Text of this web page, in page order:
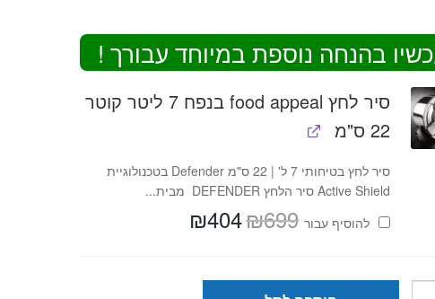
בהנחה נוספת במיוחד עבורך !
סיר לחץ food appeal בנפח 7 ליטר קוטר
22 ס"מ
סיר לחץ בטיחותי 7 ל' | 22 ס"מ Defender בטכנולוגיית
Active Shield סיר הלחץ DEFENDER מבית...
להוסיף⁦⁩ עבור
₪699 המחיר
המקורי₪404